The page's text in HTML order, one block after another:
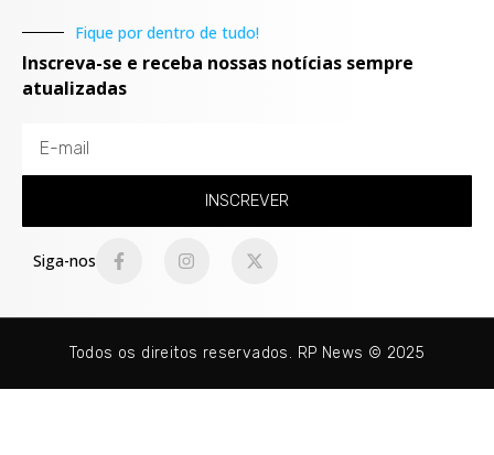
Fique por dentro de tudo!
Inscreva-se e receba nossas notícias sempre
atualizadas
INSCREVER
Siga-nos
Todos os direitos reservados. RP News © 2025